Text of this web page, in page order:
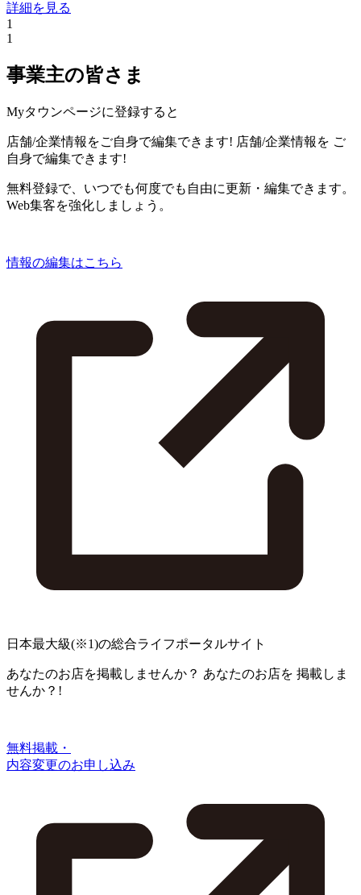
詳細を見る
1
1
事業主の皆さま
Myタウンページに登録すると
店舗/企業情報をご自身で編集できます! 店舗/企業情報を ご
自身で編集できます!
無料登録で、いつでも何度でも自由に更新・編集できます。
Web集客を強化しましょう。
情報の編集はこちら
日本最大級(※1)の総合ライフポータルサイト
あなたのお店を掲載しませんか？ あなたのお店を 掲載しま
せんか？!
無料掲載・
内容変更のお申し込み